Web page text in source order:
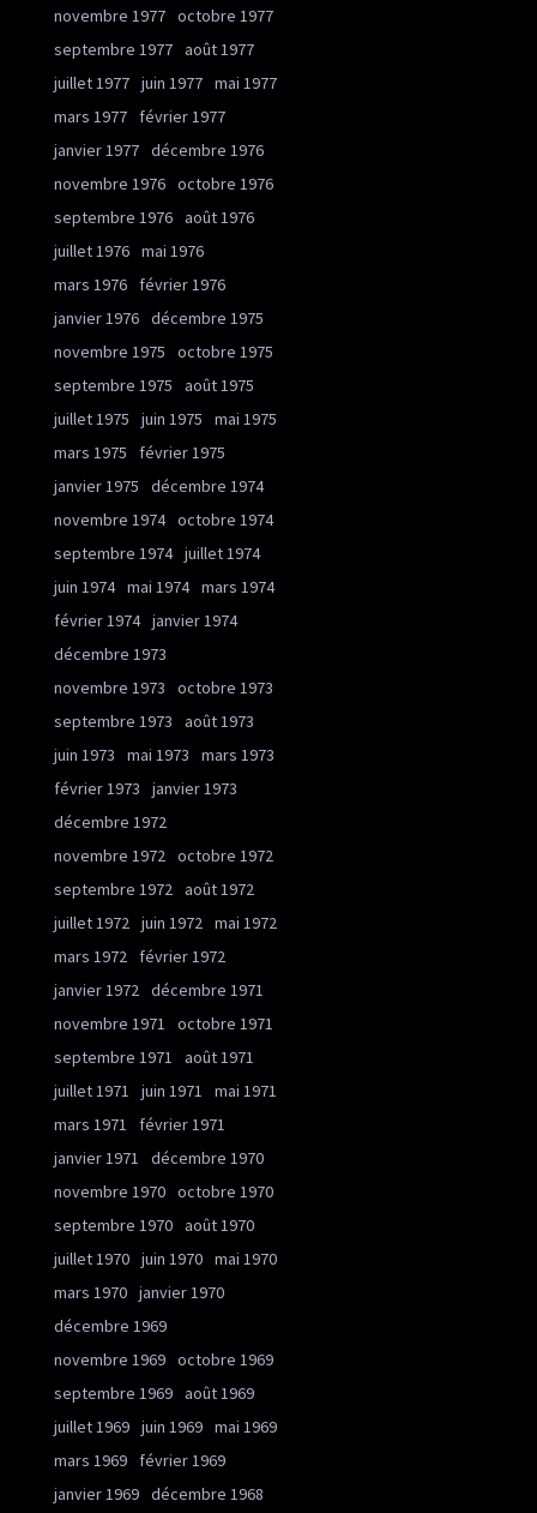
novembre 1977 octobre 1977
septembre 1977 août 1977
juillet 1977 juin 1977 mai 1977
mars 1977
février 1977
janvier 1977 décembre 1976
novembre 1976 octobre 1976
septembre 1976 août 1976
juillet 1976 mai 1976
mars 1976
février 1976
janvier 1976 décembre 1975
novembre 1975
octobre 1975
septembre 1975
août 1975
juillet 1975
juin 1975
mai 1975
mars 1975
février 1975
janvier 1975
décembre 1974
novembre 1974 octobre 1974
septembre 1974 juillet 1974
juin 1974 mai 1974 mars 1974
février 1974 janvier 1974
décembre 1973
novembre 1973
octobre 1973
septembre 1973
août 1973
juin 1973
mai 1973
mars 1973
février 1973
janvier 1973
décembre 1972
novembre 1972 octobre 1972
septembre 1972 août 1972
juillet 1972 juin 1972 mai 1972
mars 1972
février 1972
janvier 1972 décembre 1971
novembre 1971
octobre 1971
septembre 1971
août 1971
juillet 1971
juin 1971
mai 1971
mars 1971
février 1971
janvier 1971
décembre 1970
novembre 1970 octobre 1970
septembre 1970 août 1970
juillet 1970 juin 1970 mai 1970
mars 1970 janvier 1970
décembre 1969
novembre 1969 octobre 1969
septembre 1969 août 1969
juillet 1969 juin 1969 mai 1969
mars 1969
février 1969
janvier 1969 décembre 1968